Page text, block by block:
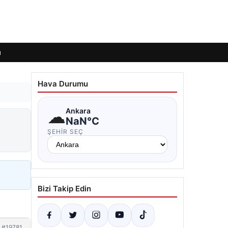
Hava Durumu
☁Ankara
NaN°C
ŞEHIR SEÇ
Bizi Takip Edin